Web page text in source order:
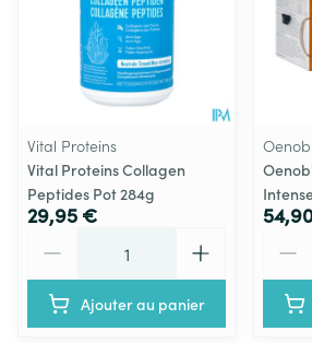
Vital Proteins
Vital Proteins Collagen
Peptides Pot 284g
29,95 €
Ajouter au panier